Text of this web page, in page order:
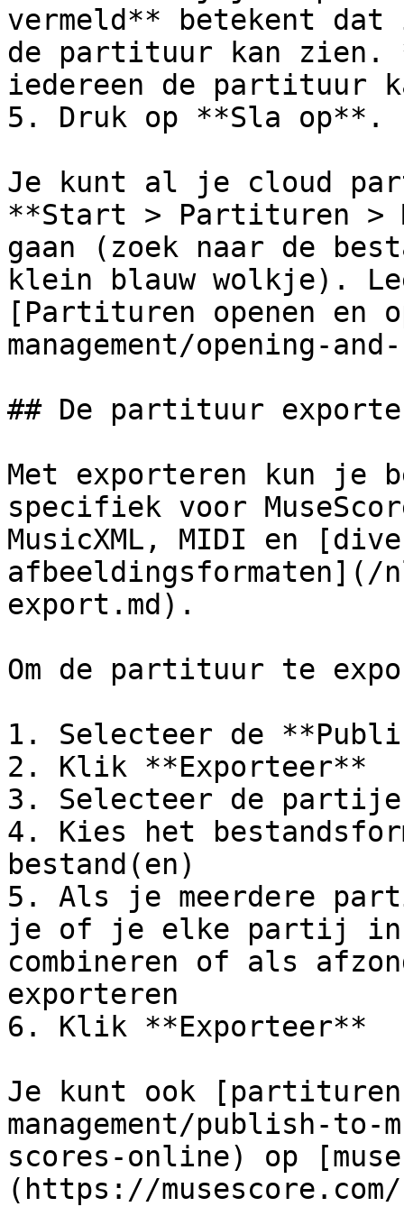
vermeld** betekent
de partituur kan zien.
iedereen de partituur
5. Druk op **Sla op**.
Je kunt al je cloud
**Start > Partituren
gaan (zoek naar de
klein blauw wolkje).
[Partituren openen
management/opening-
## De partituur
Met exporteren kun je
specifiek voor
MusicXML, MIDI en
export.md).
Om de partituur te
1. Selecteer de
2. Klik **Exporteer**
3. Selecteer de
4. Kies het
bestand(en)
5. Als je meerdere
je of je elke partij in
combineren of als
exporteren
6. Klik **Exporteer**
Je kunt ook
management/publish-to-
scores-online) op
(https://